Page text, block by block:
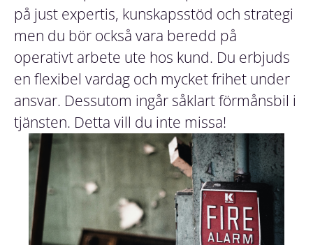
på just expertis, kunskapsstöd och strategi
men du bör också vara beredd på
operativt arbete ute hos kund. Du erbjuds
en flexibel vardag och mycket frihet under
ansvar. Dessutom ingår såklart förmånsbil i
tjänsten. Detta vill du inte missa!